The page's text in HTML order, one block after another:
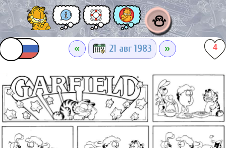
⛄
« 21 авг 1983 » 4